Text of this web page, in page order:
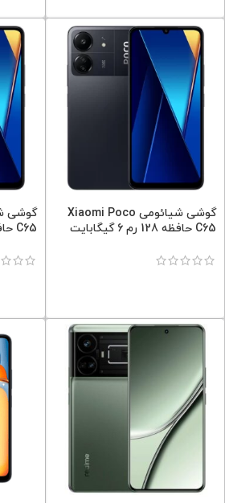
گوشی شیائومی Xiaomi Poco
C65 حافظه 128 رم 6 گیگابایت
C65 حافظه 128 رم 4 گیگابایت